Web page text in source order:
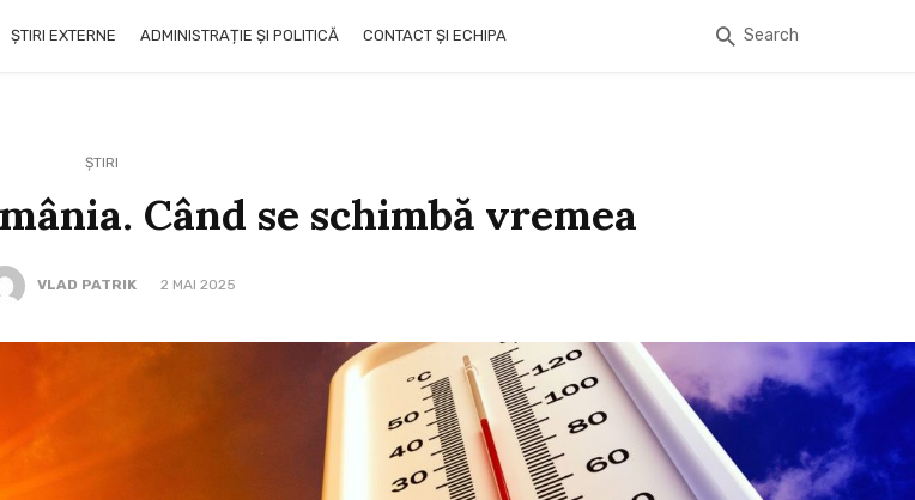
ȘTIRI EXTERNE ADMINISTRAȚIE ȘI POLITICĂ CONTACT ȘI ECHIPA Search
ȘTIRI
Când se schimbă vremea
VLAD PATRIK 2 MAI 2025